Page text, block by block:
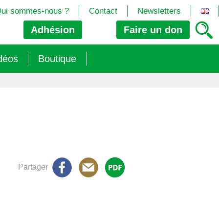
Adhésion Faire un don
sommes-nous ? Contact Newsletters
26)
» s’imposent aux législateurs européens ?
Boutique
Partager